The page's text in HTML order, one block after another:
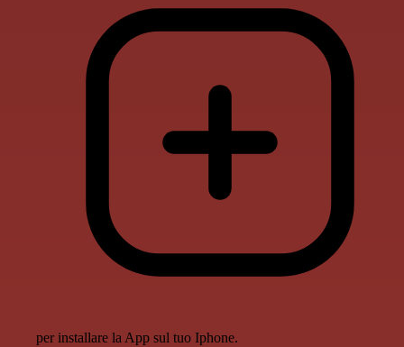
per installare la App sul tuo Iphone.